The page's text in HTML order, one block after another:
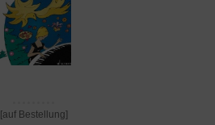
[auf Bestellung]